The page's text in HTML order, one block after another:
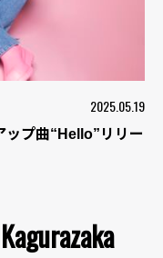
2025.05.19
プ曲“Hello”リリー